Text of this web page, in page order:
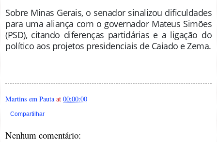
Sobre Minas Gerais, o senador sinalizou dificuldades
para uma aliança com o governador Mateus Simões
(PSD), citando diferenças partidárias e a ligação do
político aos projetos presidenciais de Caiado e Zema.
Martins em Pauta at 00:00:00
Compartilhar
Nenhum comentário: